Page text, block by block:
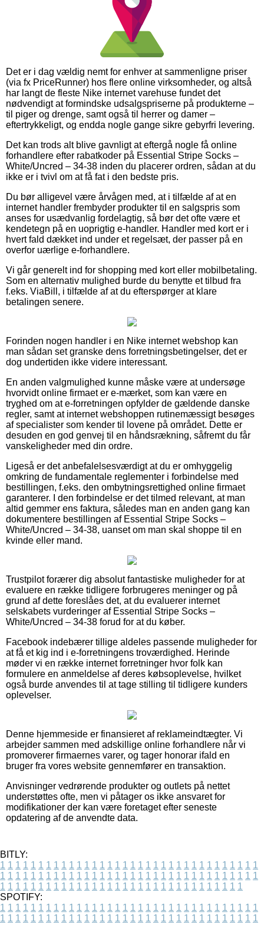
Det er i dag vældig nemt for enhver at sammenligne priser
(via fx PriceRunner) hos flere online virksomheder, og altså
har langt de fleste Nike internet varehuse fundet det
nødvendigt at formindske udsalgspriserne på produkterne –
til piger og drenge, samt også til herrer og damer –
eftertrykkeligt, og endda nogle gange sikre gebyrfri levering.
Det kan trods alt blive gavnligt at eftergå nogle få online
forhandlere efter rabatkoder på Essential Stripe Socks –
White/Uncred – 34-38 inden du placerer ordren, sådan at du
ikke er i tvivl om at få fat i den bedste pris.
Du bør alligevel være årvågen med, at i tilfælde af at en
internet handler frembyder produkter til en salgspris som
anses for usædvanlig fordelagtig, så bør det ofte være et
kendetegn på en uoprigtig e-handler. Handler med kort er i
hvert fald dækket ind under et regelsæt, der passer på en
overfor uærlige e-forhandlere.
Vi går generelt ind for shopping med kort eller mobilbetaling.
Som en alternativ mulighed burde du benytte et tilbud fra
f.eks. ViaBill, i tilfælde af at du efterspørger at klare
betalingen senere.
Forinden nogen handler i en Nike internet webshop kan
man sådan set granske dens forretningsbetingelser, det er
dog undertiden ikke videre interessant.
En anden valgmulighed kunne måske være at undersøge
hvorvidt online firmaet er e-mærket, som kan være en
tryghed om at e-forretningen opfylder de gældende danske
regler, samt at internet webshoppen rutinemæssigt besøges
af specialister som kender til lovene på området. Dette er
desuden en god genvej til en håndsrækning, såfremt du får
vanskeligheder med din ordre.
Ligeså er det anbefalelsesværdigt at du er omhyggelig
omkring de fundamentale reglementer i forbindelse med
bestillingen, f.eks. den ombytningsrettighed online firmaet
garanterer. I den forbindelse er det tilmed relevant, at man
altid gemmer ens faktura, således man en anden gang kan
dokumentere bestillingen af Essential Stripe Socks –
White/Uncred – 34-38, uanset om man skal shoppe til en
kvinde eller mand.
Trustpilot forærer dig absolut fantastiske muligheder for at
evaluere en række tidligere forbrugeres meninger og på
grund af dette foreslåes det, at du evaluerer internet
selskabets vurderinger af Essential Stripe Socks –
White/Uncred – 34-38 forud for at du køber.
Facebook indebærer tillige aldeles passende muligheder for
at få et kig ind i e-forretningens troværdighed. Herinde
møder vi en række internet forretninger hvor folk kan
formulere en anmeldelse af deres købsoplevelse, hvilket
også burde anvendes til at tage stilling til tidligere kunders
oplevelser.
Denne hjemmeside er finansieret af reklameindtægter. Vi
arbejder sammen med adskillige online forhandlere når vi
promoverer firmaernes varer, og tager honorar ifald en
bruger fra vores website gennemfører en transaktion.
Anvisninger vedrørende produkter og outlets på nettet
understøttes ofte, men vi påtager os ikke ansvaret for
modifikationer der kan være foretaget efter seneste
opdatering af de anvendte data.
BITLY:
1 1 1 1 1 1 1 1 1 1 1 1 1 1 1 1 1 1 1 1 1 1 1 1 1 1 1 1 1 1 1 1 1 1
1 1 1 1 1 1 1 1 1 1 1 1 1 1 1 1 1 1 1 1 1 1 1 1 1 1 1 1 1 1 1 1 1 1
1 1 1 1 1 1 1 1 1 1 1 1 1 1 1 1 1 1 1 1 1 1 1 1 1 1 1 1 1 1 1 1
SPOTIFY:
1 1 1 1 1 1 1 1 1 1 1 1 1 1 1 1 1 1 1 1 1 1 1 1 1 1 1 1 1 1 1 1 1 1
1 1 1 1 1 1 1 1 1 1 1 1 1 1 1 1 1 1 1 1 1 1 1 1 1 1 1 1 1 1 1 1 1 1